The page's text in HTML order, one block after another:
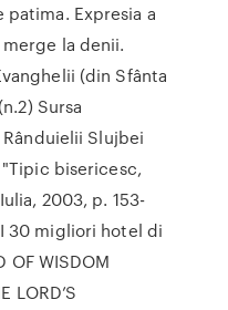
Expresia a
la denii.
(din Sfânta
Sursa
Slujbei
bisericesc,
2003, p. 153-
30 migliori hotel di
OF WISDOM
LORD’S